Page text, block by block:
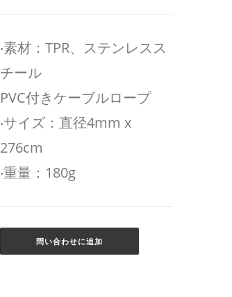
‧素材：TPR、ステンレスス
チール
PVC付きケーブルロープ
‧サイズ：直径4mm x
276cm
‧重量：180g
問い合わせに追加